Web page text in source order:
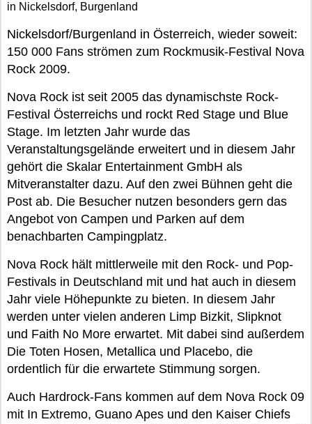
in Nickelsdorf, Burgenland
Nickelsdorf/Burgenland in Österreich, wieder soweit:
150 000 Fans strömen zum Rockmusik-Festival Nova
Rock 2009.
Nova Rock ist seit 2005 das dynamischste Rock-
Festival Österreichs und rockt Red Stage und Blue
Stage. Im letzten Jahr wurde das
Veranstaltungsgelände erweitert und in diesem Jahr
gehört die Skalar Entertainment GmbH als
Mitveranstalter dazu. Auf den zwei Bühnen geht die
Post ab. Die Besucher nutzen besonders gern das
Angebot von Campen und Parken auf dem
benachbarten Campingplatz.
Nova Rock hält mittlerweile mit den Rock- und Pop-
Festivals in Deutschland mit und hat auch in diesem
Jahr viele Höhepunkte zu bieten. In diesem Jahr
werden unter vielen anderen Limp Bizkit, Slipknot
und Faith No More erwartet. Mit dabei sind außerdem
Die Toten Hosen, Metallica und Placebo, die
ordentlich für die erwartete Stimmung sorgen.
Auch Hardrock-Fans kommen auf dem Nova Rock 09
mit In Extremo, Guano Apes und den Kaiser Chiefs